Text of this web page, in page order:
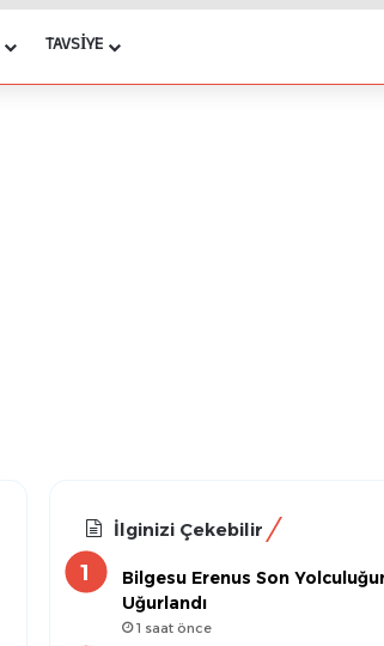
TAVSIYE
İlginizi Çekebilir
Bilgesu Erenus Son
Uğurlandı
1 saat önce